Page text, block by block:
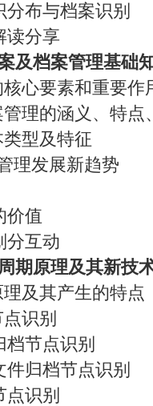
布与档案识别
读分享
及档案管理基础
心要素和重要作
理的涵义、特
型及特征
理发展新趋势
价值
分互动
期原理及其新技
及其产生的特点
识别
节点识别
归档节点识别
识别